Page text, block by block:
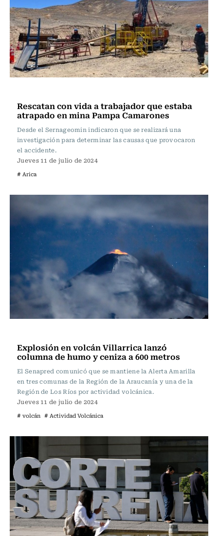
Rescatan con vida a trabajador que estaba
atrapado en mina Pampa Camarones
Desde el Sernageomin indicaron que se realizará una
investigación para determinar las causas que provocaron
el accidente.
Jueves 11 de julio de 2024
# Arica
Explosión en volcán Villarrica lanzó
columna de humo y ceniza a 600 metros
El Senapred comunicó que se mantiene la Alerta Amarilla
en tres comunas de la Región de la Araucanía y una de la
Región de Los Ríos por actividad volcánica.
Jueves 11 de julio de 2024
# volcán # Actividad Volcánica